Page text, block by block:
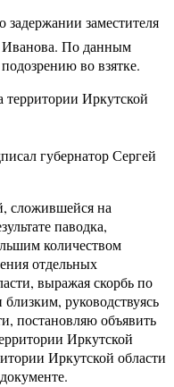
заместителя
Иванова. По данным
во взятке.
территории Иркутской
губернатор Сергей
сложившейся на
паводка,
количеством
отдельных
выражая скорбь по
руководствуясь
постановляю объявить
Иркутской
Иркутской области